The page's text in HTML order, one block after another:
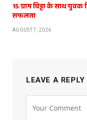
15 ग्राम चिट्टा के साथ
सफलता
AUGUST 7, 2026
LEAVE A REPLY